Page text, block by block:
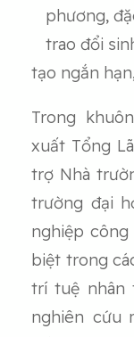
phương,
trao đổi
tạo ngắn
Trong
xuất Tổng
trợ Nhà
trường đại
nghiệp
biệt trong
trí tuệ nhân
nghiên cứu